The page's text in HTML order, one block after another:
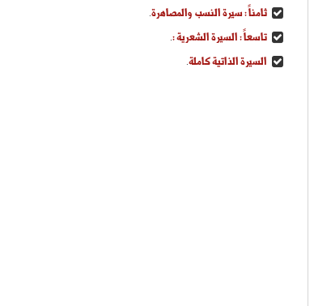
ثامناً : سيرة النسب والمصاهرة.
تاسعاً : السيرة الشعرية :.
السيرة الذاتية كاملة.